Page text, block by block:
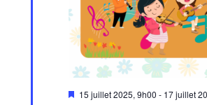
Mis
15 juillet 2025, 9h00 - 17 juillet